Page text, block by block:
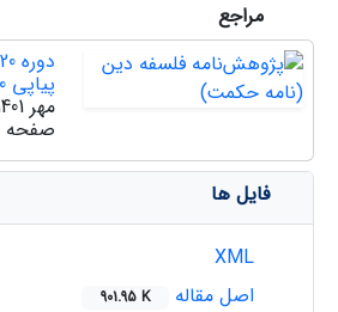
مراجع
پیاپی 40
مهر 1401
صفحه
فایل ها
اصل مقاله
901.95 K